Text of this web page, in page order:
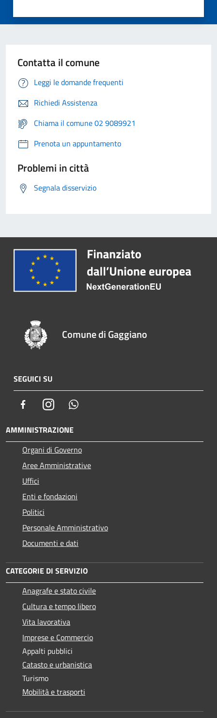
Contatta il comune
Leggi le domande frequenti
Richiedi Assistenza
Chiama il comune 02 9089921
Prenota un appuntamento
Problemi in città
Segnala disservizio
Comune di Gaggiano
SEGUICI SU
FacebookInstagram
AMMINISTRAZIONE
Organi di Governo
Aree Amministrative
Uffici
Enti e fondazioni
Politici
Personale Amministrativo
Documenti e dati
CATEGORIE DI SERVIZIO
Anagrafe e stato civile
Cultura e tempo libero
Vita lavorativa
Imprese e Commercio
Appalti pubblici
Catasto e urbanistica
Turismo
Mobilità e trasporti